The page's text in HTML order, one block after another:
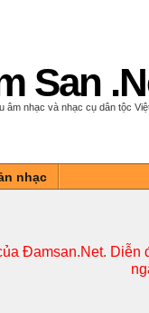
San
âm nhạc và nhạc cụ dân tộc
nhạc
Đamsan.Net.